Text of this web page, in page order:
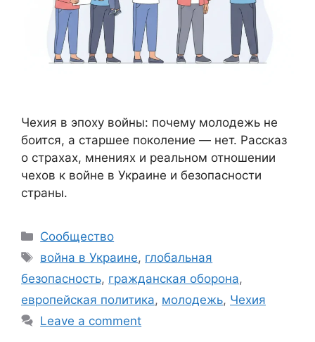
Чехия в эпоху войны: почему молодежь не
боится, а старшее поколение — нет. Рассказ
о страхах, мнениях и реальном отношении
чехов к войне в Украине и безопасности
страны.
Categories
Сообщество
Tags
война в Украине, глобальная
безопасность, гражданская оборона,
европейская политика, молодежь, Чехия
Leave a comment